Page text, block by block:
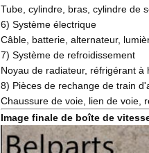
Tube, cylindre, bras, cylindre de
6) Système électrique
Câble, batterie, alternateur,
7) Système de refroidissement
Noyau de radiateur, réfrigérant à
8) Pièces de rechange de train
Chaussure de voie, lien de voie,
Image finale de boîte de